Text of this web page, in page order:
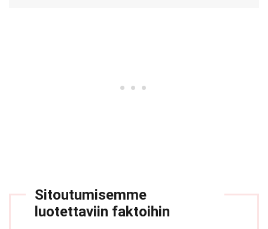
Sitoutumisemme
luotettaviin faktoihin